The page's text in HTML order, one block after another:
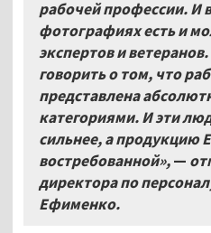
рабочей профессии. И
фотографиях есть и
экспертов и
говорить о том, что
представлена
категориями. И эти
сильнее, а продукцию
востребованной»,—
директора по
Ефименко.